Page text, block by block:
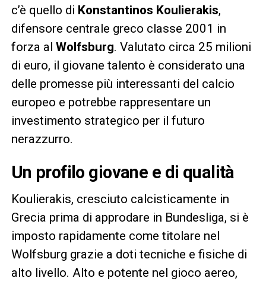
c’è quello di Konstantinos Koulierakis,
difensore centrale greco classe 2001 in
forza al Wolfsburg. Valutato circa 25 milioni
di euro, il giovane talento è considerato una
delle promesse più interessanti del calcio
europeo e potrebbe rappresentare un
investimento strategico per il futuro
nerazzurro.
Un profilo giovane e di qualità
Koulierakis, cresciuto calcisticamente in
Grecia prima di approdare in Bundesliga, si è
imposto rapidamente come titolare nel
Wolfsburg grazie a doti tecniche e fisiche di
alto livello. Alto e potente nel gioco aereo,